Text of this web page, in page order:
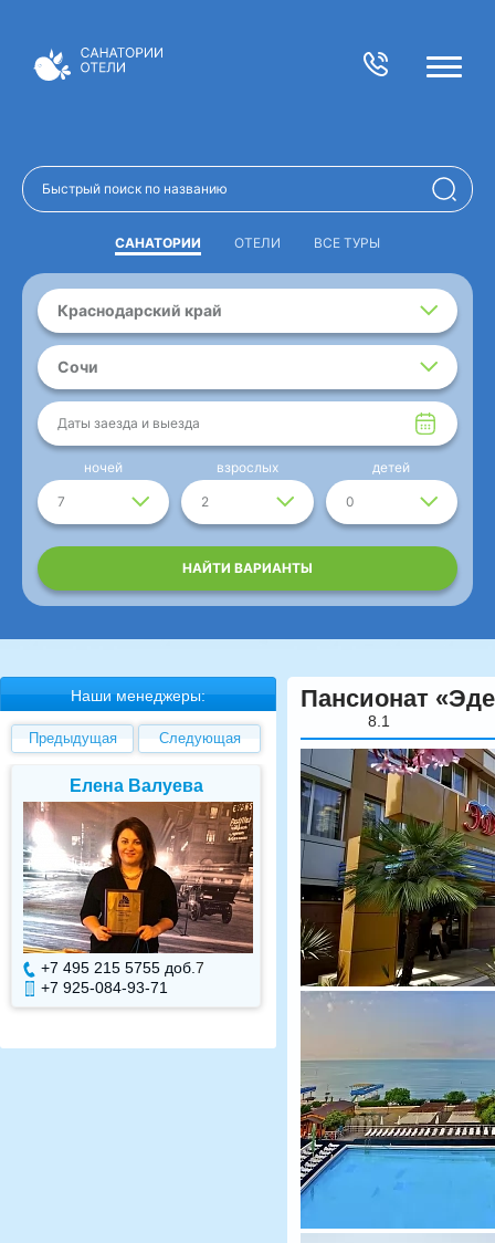
САНАТОРИИ ОТЕЛИ ВСЕ ТУРЫ
Краснодарский край
Сочи
Даты заезда и выезда
7
ночей
2
взрослых
0
детей
НАЙТИ ВАРИАНТЫ
Наши менеджеры:
Предыдущая Следующая
Елена Валуева
+7 495 215 5755 доб. 7
+7 925-084-93-71
Светлана
+7 495 215 5755 доб.
+7 925-084-93-70
Пансионат
8.1